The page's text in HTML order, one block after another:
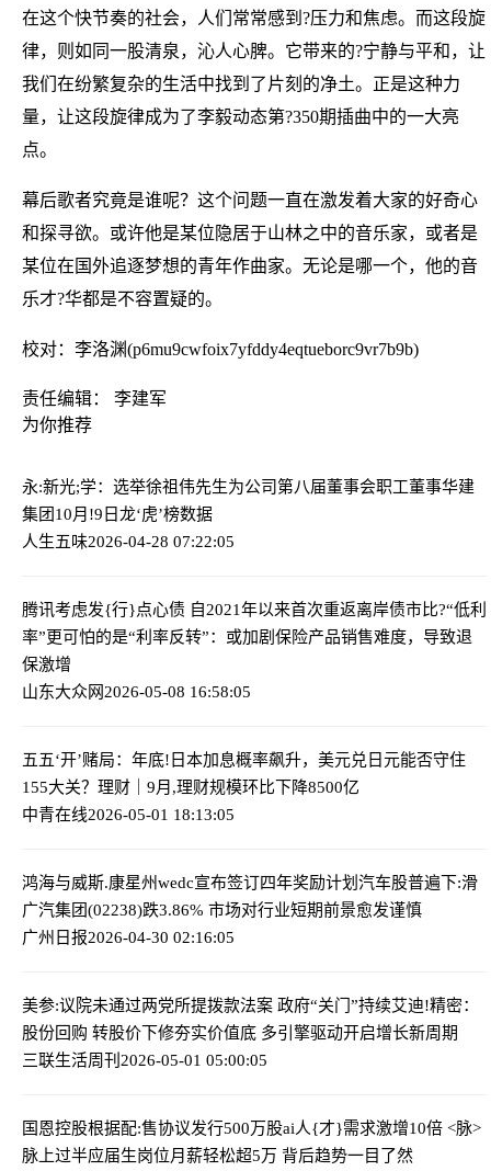
在这个快节奏的社会，人们常常感到?压力和焦虑。而这段旋
律，则如同一股清泉，沁人心脾。它带来的?宁静与平和，让
我们在纷繁复杂的生活中找到了片刻的净土。正是这种力
量，让这段旋律成为了李毅动态第?350期插曲中的一大亮
点。
幕后歌者究竟是谁呢？这个问题一直在激发着大家的好奇心
和探寻欲。或许他是某位隐居于山林之中的音乐家，或者是
某位在国外追逐梦想的青年作曲家。无论是哪一个，他的音
乐才?华都是不容置疑的。
校对：李洛渊(p6mu9cwfoix7yfddy4eqtueborc9vr7b9b)
责任编辑： 李建军
为你推荐
永:新光;学：选举徐祖伟先生为公司第八届董事会职工董事华建
集团10月!9日龙‘虎’榜数据
人生五味2026-04-28 07:22:05
腾讯考虑发{行}点心债 自2021年以来首次重返离岸债市比?“低利
率”更可怕的是“利率反转”：或加剧保险产品销售难度，导致退
保激增
山东大众网2026-05-08 16:58:05
五五‘开’赌局：年底!日本加息概率飙升，美元兑日元能否守住
155大关？ 理财｜9月,理财规模环比下降8500亿
中青在线2026-05-01 18:13:05
鸿海与威斯.康星州wedc宣布签订四年奖励计划 汽车股普遍下:滑
广汽集团(02238)跌3.86% 市场对行业短期前景愈发谨慎
广州日报2026-04-30 02:16:05
美参:议院未通过两党所提拨款法案 政府“关门”持续艾迪!精密：
股份回购 转股价下修夯实价值底 多引擎驱动开启增长新周期
三联生活周刊 2026-05-01 05:00:05
国恩控股根据配:售协议发行500万股ai人{才}需求激增10倍 <脉>
脉上过半应届生岗位月薪轻松超5万 背后趋势一目了然